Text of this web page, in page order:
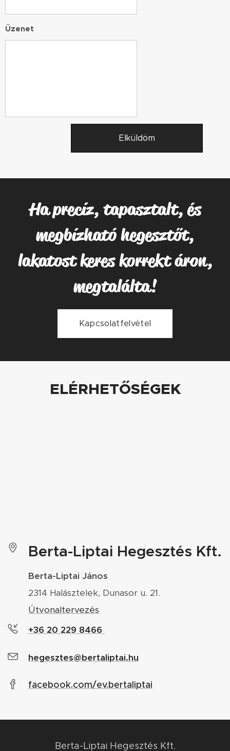
Üzenet
Elküldöm
Ha precíz, tapasztalt, és
megbízható hegesztőt,
lakatost keres korrekt áron,
megtalálta!
Kapcsolatfelvétel
ELÉRHETŐSÉGEK
Berta-Liptai Hegesztés Kft.
Berta-Liptai János
2314 Halásztelek, Dunasor u. 21.
Útvonaltervezés
+36 20 229 8466
hegesztes@bertaliptai.hu
facebook.com/ev.bertaliptai
Berta-Liptai Hegesztés Kft.